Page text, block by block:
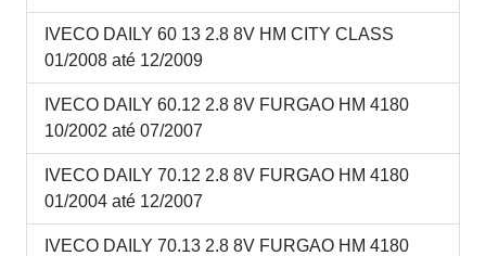
IVECO DAILY 60 13 2.8 8V HM CITY CLASS
01/2008 até 12/2009
IVECO DAILY 60.12 2.8 8V FURGAO HM 4180
10/2002 até 07/2007
IVECO DAILY 70.12 2.8 8V FURGAO HM 4180
01/2004 até 12/2007
IVECO DAILY 70.13 2.8 8V FURGAO HM 4180